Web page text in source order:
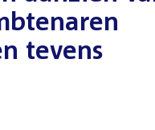
tevens